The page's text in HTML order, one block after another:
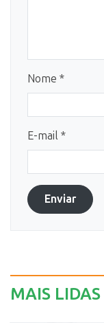
Nome *
E-mail *
Enviar
MAIS LIDAS